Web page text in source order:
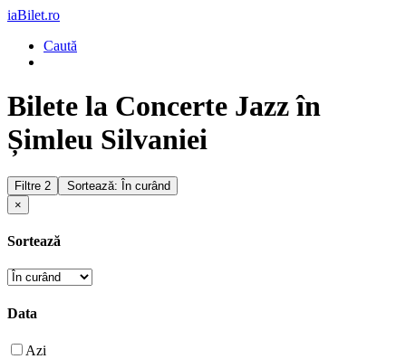
iaBilet.ro
Caută
Bilete la Concerte Jazz în
Șimleu Silvaniei
Filtre 2
Sortează: În curând
×
Sortează
Data
Azi